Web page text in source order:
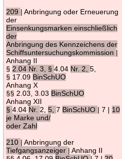
209 | Anbringung oder Erneuerung
der
Einsenkungsmarken einschließlich
der
Anbringung des Kennzeichens der
Schiffsuntersuchungskommission |
Anhang II
§ 2.04 Nr. 3, §4.04 Nr. 2,5,
§ 17.09 BinSchUO
Anhang X
§§ 2.03, 3.03 BinSchUO
Anhang XII
§4.04 Nr. 2,5,7 BinSchUO | 7 | 10
je Marke und/
oder Zahl
210 | Anbringung der
Tiefgangsanzeiger | Anhang II